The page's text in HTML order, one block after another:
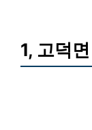
1, 고덕